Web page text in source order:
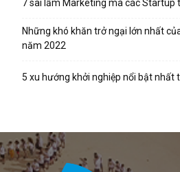
7 sai lầm Marketing mà các Startup
Những khó khăn trở ngại lớn nhất
năm 2022
5 xu hướng khởi nghiệp nổi bật nhất